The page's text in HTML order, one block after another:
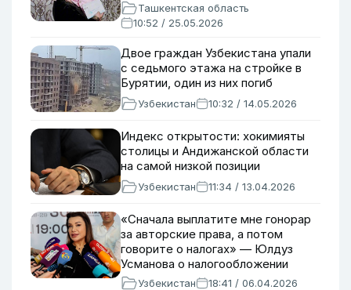
Ташкентская область
10:52 / 25.05.2026
Двое граждан Узбекистана упали
с седьмого этажа на стройке в
Бурятии, один из них погиб
Узбекистан 10:32 / 14.05.2026
Индекс открытости: хокимияты
столицы и Андижанской области
на самой низкой позиции
Узбекистан 11:34 / 13.04.2026
«Сначала выплатите мне гонорар
за авторские права, а потом
говорите о налогах» — Юлдуз
Усманова о налогообложении
артистов
Узбекистан 18:41 / 06.04.2026